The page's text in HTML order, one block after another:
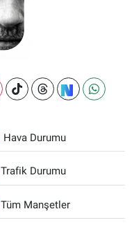
Hava Durumu
Trafik Durumu
Tüm Manşetler